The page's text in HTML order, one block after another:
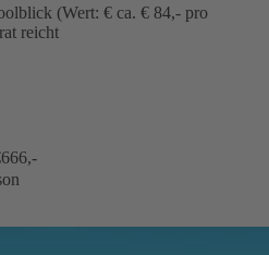
(Wert: € ca. € 84,- pro
reicht
666,-